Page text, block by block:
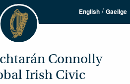
English / Gaeilge
Connolly
Irish Civic